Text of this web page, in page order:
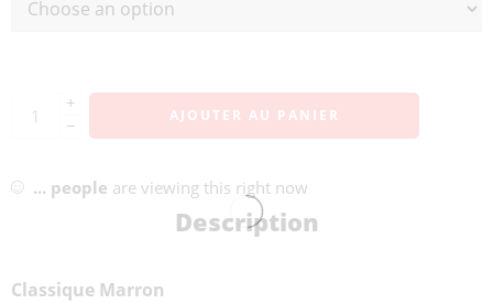
+
−
AJOUTER AU PANIER
... people are viewing this right now
Description
Classique Marron